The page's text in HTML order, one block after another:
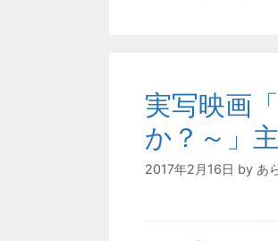
実写映画
か？～」
2017年2月16日 by あ